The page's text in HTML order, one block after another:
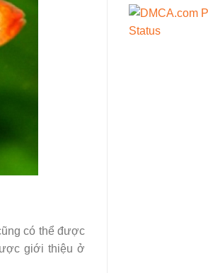
có thể được
giới thiệu ở